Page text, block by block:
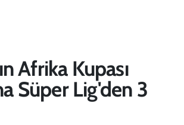
Afrika Kupası
Süper Lig'den 3